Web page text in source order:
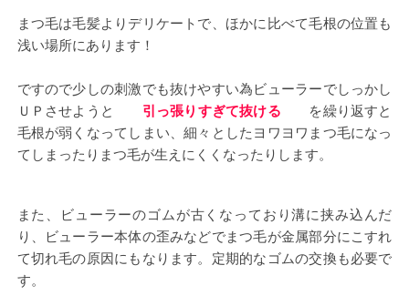
まつ毛は毛髪よりデリケートで、ほかに比べて毛根の位置も
浅い場所にあります！
ですので少しの刺激でも抜けやすい為ビューラーでしっかし
ＵＰさせようと 引っ張りすぎて抜ける
を繰り返すと
毛根が弱くなってしまい、細々としたヨワヨワまつ毛になっ
てしまったりまつ毛が生えにくくなったりします。
また、ビューラーのゴムが古くなっており溝に挟み込んだ
り、ビューラー本体の歪みなどでまつ毛が金属部分にこすれ
て切れ毛の原因にもなります。定期的なゴムの交換も必要で
す。